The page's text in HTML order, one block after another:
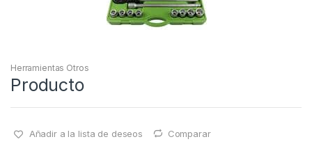
Herramientas Otros
Producto
Añadir a la lista de deseos Comparar